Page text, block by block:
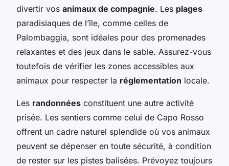
divertir vos animaux de compagnie. Les plages
paradisiaques de l’île, comme celles de
Palombaggia, sont idéales pour des promenades
relaxantes et des jeux dans le sable. Assurez-vous
toutefois de vérifier les zones accessibles aux
animaux pour respecter la réglementation locale.
Les randonnées constituent une autre activité
prisée. Les sentiers comme celui de Capo Rosso
offrent un cadre naturel splendide où vos animaux
peuvent se dépenser en toute sécurité, à condition
de rester sur les pistes balisées. Prévoyez toujours